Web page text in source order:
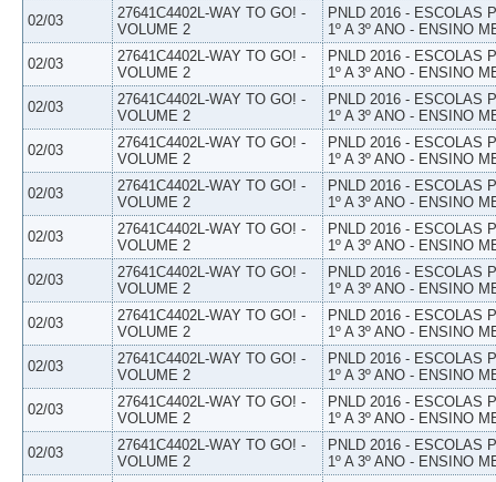
02/03
27641C4402L-WAY TO GO! -
VOLUME 2
PNLD 2016 - ESCOLAS
1º A 3º ANO - ENSINO
02/03
27641C4402L-WAY TO GO! -
VOLUME 2
PNLD 2016 - ESCOLAS
1º A 3º ANO - ENSINO
02/03
27641C4402L-WAY TO GO! -
VOLUME 2
PNLD 2016 - ESCOLAS
1º A 3º ANO - ENSINO
02/03
27641C4402L-WAY TO GO! -
VOLUME 2
PNLD 2016 - ESCOLAS
1º A 3º ANO - ENSINO
02/03
27641C4402L-WAY TO GO! -
VOLUME 2
PNLD 2016 - ESCOLAS
1º A 3º ANO - ENSINO
02/03
27641C4402L-WAY TO GO! -
VOLUME 2
PNLD 2016 - ESCOLAS
1º A 3º ANO - ENSINO
02/03
27641C4402L-WAY TO GO! -
VOLUME 2
PNLD 2016 - ESCOLAS
1º A 3º ANO - ENSINO
02/03
27641C4402L-WAY TO GO! -
VOLUME 2
PNLD 2016 - ESCOLAS
1º A 3º ANO - ENSINO
02/03
27641C4402L-WAY TO GO! -
VOLUME 2
PNLD 2016 - ESCOLAS
1º A 3º ANO - ENSINO
02/03
27641C4402L-WAY TO GO! -
VOLUME 2
PNLD 2016 - ESCOLAS
1º A 3º ANO - ENSINO
02/03
27641C4402L-WAY TO GO! -
VOLUME 2
PNLD 2016 - ESCOLAS
1º A 3º ANO - ENSINO